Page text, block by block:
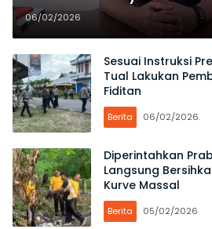
Massal di Maluku
Segera Digelar
06/02/2026
Sesuai Instruksi
Tual Lakukan
Fiditan
Berita 06/02/2026
Diperintahkan
Langsung
Kurve Massal
Berita 05/02/2026